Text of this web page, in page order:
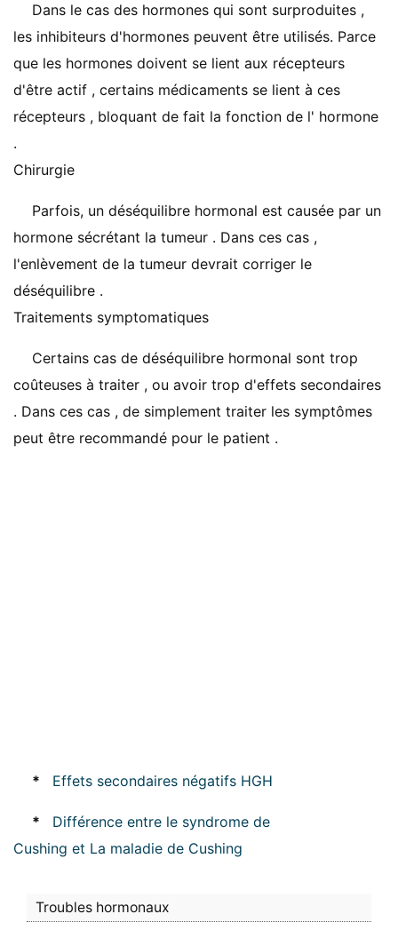
Dans le cas des hormones qui sont surproduites ,
les inhibiteurs d'hormones peuvent être utilisés. Parce
que les hormones doivent se lient aux récepteurs
d'être actif , certains médicaments se lient à ces
récepteurs , bloquant de fait la fonction de l' hormone
.
Chirurgie
Parfois, un déséquilibre hormonal est causée par un
hormone sécrétant la tumeur . Dans ces cas ,
l'enlèvement de la tumeur devrait corriger le
déséquilibre .
Traitements symptomatiques
Certains cas de déséquilibre hormonal sont trop
coûteuses à traiter , ou avoir trop d'effets secondaires
. Dans ces cas , de simplement traiter les symptômes
peut être recommandé pour le patient .
* Effets secondaires négatifs HGH
*
Différence entre le syndrome de
Cushing et La maladie de Cushing
Troubles hormonaux